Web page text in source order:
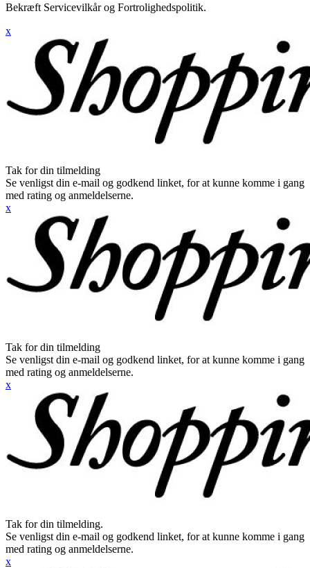
Bekræft Servicevilkår og Fortrolighedspolitik.
x
Tak for din tilmelding
Se venligst din e-mail og godkend linket, for at kunne komme i gang
med rating og anmeldelserne.
x
Tak for din tilmelding
Se venligst din e-mail og godkend linket, for at kunne komme i gang
med rating og anmeldelserne.
x
Tak for din tilmelding.
Se venligst din e-mail og godkend linket, for at kunne komme i gang
med rating og anmeldelserne.
x